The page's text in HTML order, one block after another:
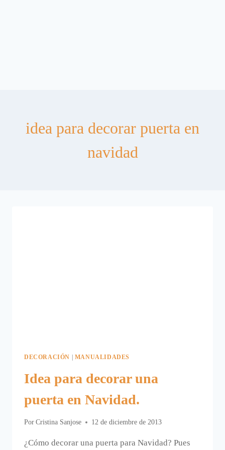
idea para decorar puerta en
navidad
DECORACIÓN | MANUALIDADES
Idea para decorar una
puerta en Navidad.
Por Cristina Sanjose 12 de diciembre de 2013
¿Cómo decorar una puerta para Navidad? Pues